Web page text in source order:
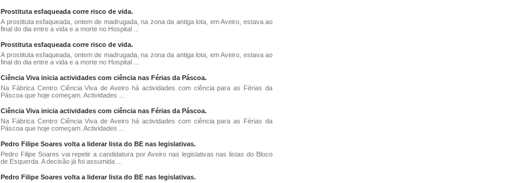
Prostituta esfaqueada corre risco de vida.
A prostituta esfaqueada, ontem de madrugada, na zona da antiga lota, em Aveiro, estava ao
final do dia entre a vida e a morte no Hospital ...
Prostituta esfaqueada corre risco de vida.
A prostituta esfaqueada, ontem de madrugada, na zona da antiga lota, em Aveiro, estava ao
final do dia entre a vida e a morte no Hospital ...
Ciência Viva inicia actividades com ciência nas Férias da Páscoa.
Na Fábrica Centro Ciência Viva de Aveiro há actividades com ciência para as Férias da
Páscoa que hoje começam. Actividades ...
Ciência Viva inicia actividades com ciência nas Férias da Páscoa.
Na Fábrica Centro Ciência Viva de Aveiro há actividades com ciência para as Férias da
Páscoa que hoje começam. Actividades ...
Pedro Filipe Soares volta a liderar lista do BE nas legislativas.
Pedro Filipe Soares vai repetir a candidatura por Aveiro nas legislativas nas listas do Bloco
de Esquerda. A decisão já foi assumida ...
Pedro Filipe Soares volta a liderar lista do BE nas legislativas.